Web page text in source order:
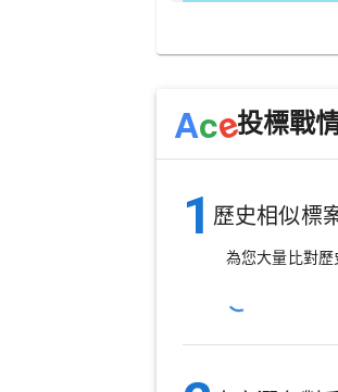
Ace投標戰
1 歷史相似標
為您大量比對歷